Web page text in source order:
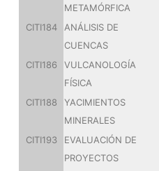
METAMÓRFICA
CITI184
ANÁLISIS DE
CUENCAS
CITI186
VULCANOLOGÍA
FÍSICA
CITI188
YACIMIENTOS
MINERALES
CITI193
EVALUACIÓN DE
PROYECTOS